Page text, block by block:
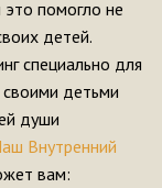
это помогло не
детей.
специально для
своими детьми
души
Внутренний
вам: